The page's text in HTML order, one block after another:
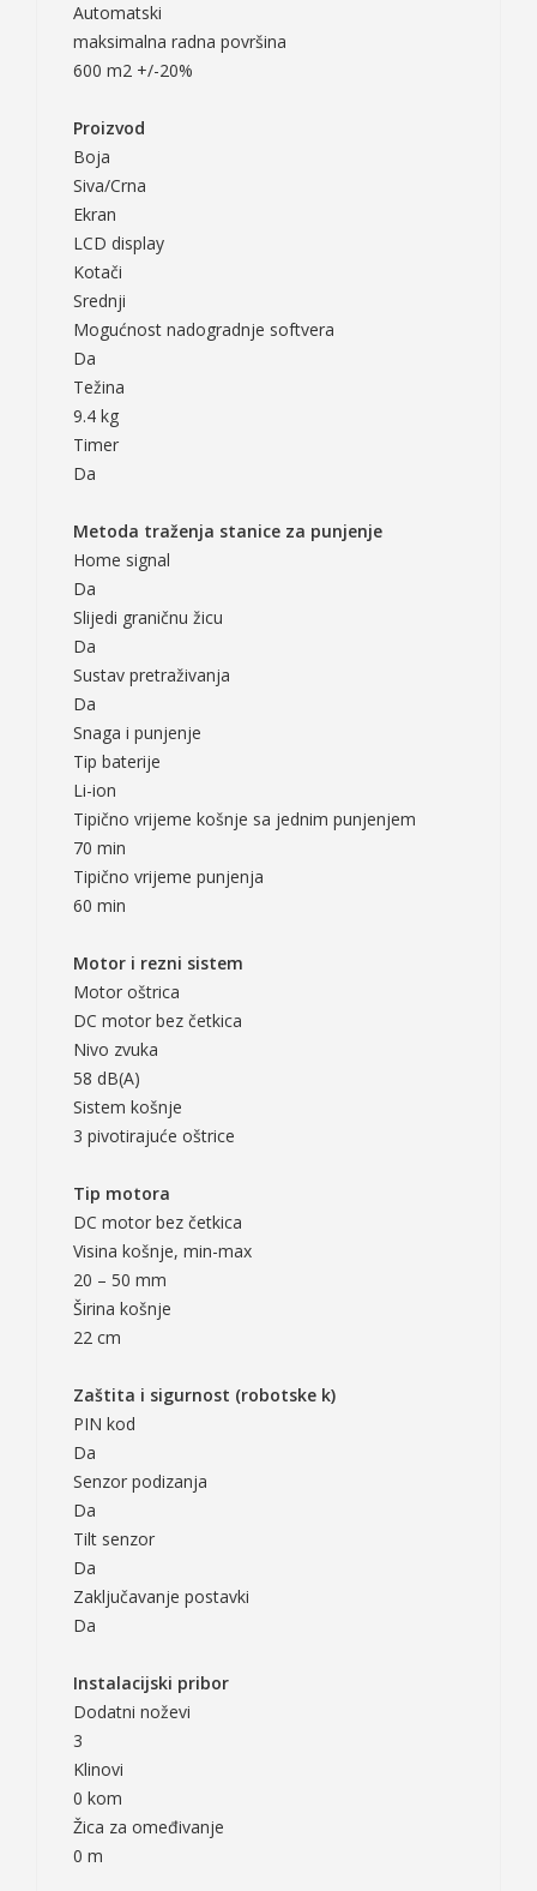
Automatski
maksimalna radna površina
600 m2 +/-20%
Proizvod
Boja
Siva/Crna
Ekran
LCD display
Kotači
Srednji
Mogućnost nadogradnje softvera
Da
Težina
9.4 kg
Timer
Da
Metoda traženja stanice za punjenje
Home signal
Da
Slijedi graničnu žicu
Da
Sustav pretraživanja
Da
Snaga i punjenje
Tip baterije
Li-ion
Tipično vrijeme košnje sa jednim punjenjem
70 min
Tipično vrijeme punjenja
60 min
Motor i rezni sistem
Motor oštrica
DC motor bez četkica
Nivo zvuka
58 dB(A)
Sistem košnje
3 pivotirajuće oštrice
Tip motora
DC motor bez četkica
Visina košnje, min-max
20 – 50 mm
Širina košnje
22 cm
Zaštita i sigurnost (robotske k)
PIN kod
Da
Senzor podizanja
Da
Tilt senzor
Da
Zaključavanje postavki
Da
Instalacijski pribor
Dodatni noževi
3
Klinovi
0 kom
Žica za omeđivanje
0 m